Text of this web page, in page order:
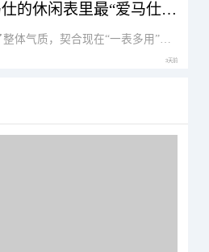
【表态头条】爱马仕的休闲表里最“爱马仕”的存在！现在终于推出了钛壳版，适应更多佩戴场景！
这次的新品显著地改变了整体气质，契合现在“一表多用”的普遍需求。
3天前